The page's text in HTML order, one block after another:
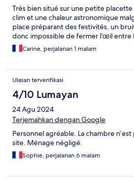
Très bien situé sur une petite
clim et une chaleur astronomique
place préparant des festivités, un
donc impossible de fermer l’œil entre
Carine, perjalanan 1 malam
Ulasan terverifikasi
4/10 Lumayan
24 Agu 2024
Terjemahkan dengan Google
Personnel agréable. La chambre
site. Ménage négligé.
Sophie, perjalanan 6 malam